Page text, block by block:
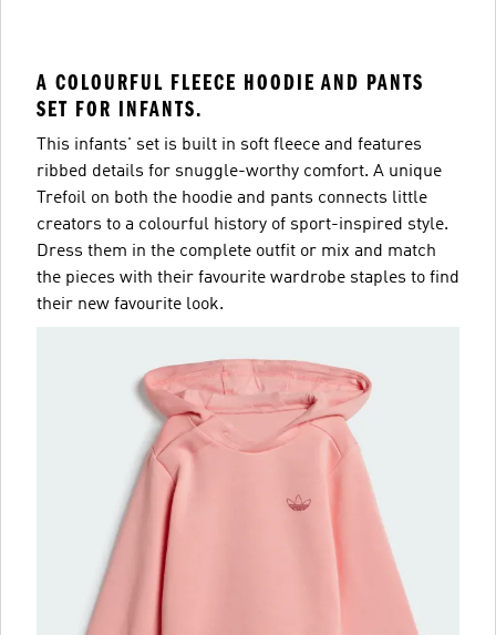
A COLOURFUL FLEECE HOODIE AND PANTS
SET FOR INFANTS.
This infants' set is built in soft fleece and features
ribbed details for snuggle-worthy comfort. A unique
Trefoil on both the hoodie and pants connects little
creators to a colourful history of sport-inspired style.
Dress them in the complete outfit or mix and match
the pieces with their favourite wardrobe staples to find
their new favourite look.